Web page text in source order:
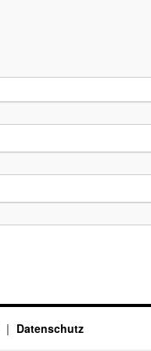
Datenschutz